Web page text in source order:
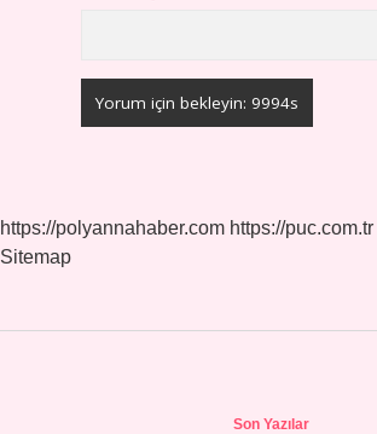
https://polyannahaber.com https://puc.com.tr
Sitemap
Son Yazılar